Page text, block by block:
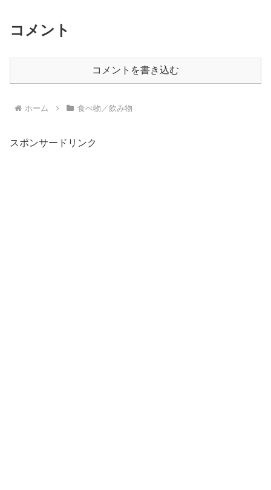
コメント
コメントを書き込む
ホーム 食べ物／飲み物
スポンサードリンク